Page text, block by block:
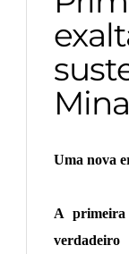
Uma nova
A